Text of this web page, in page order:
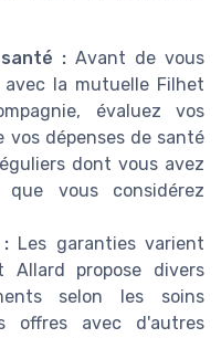
: Avant de vous
la mutuelle Filhet
évaluez vos
vos dépenses de santé
dont vous avez
vous considérez
Les garanties varient
Allard propose divers
selon les soins
offres avec d'autres